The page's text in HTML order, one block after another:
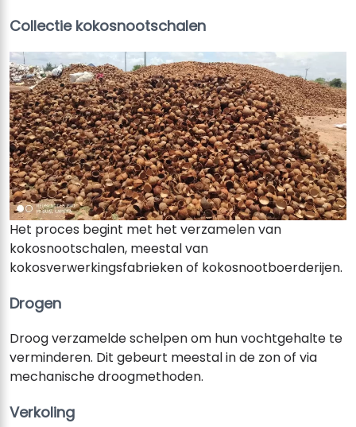
Collectie kokosnootschalen
Het proces begint met het verzamelen van
kokosnootschalen, meestal van
kokosverwerkingsfabrieken of kokosnootboerderijen.
Drogen
Droog verzamelde schelpen om hun vochtgehalte te
verminderen. Dit gebeurt meestal in de zon of via
mechanische droogmethoden.
Verkoling